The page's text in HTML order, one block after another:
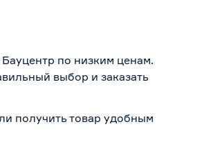
по низким ценам.
выбор и заказать
получить товар удобным